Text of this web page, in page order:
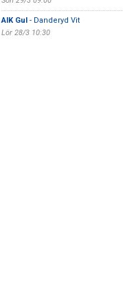
AIK Gul- Danderyd Vit
Lör 28/3 10:30